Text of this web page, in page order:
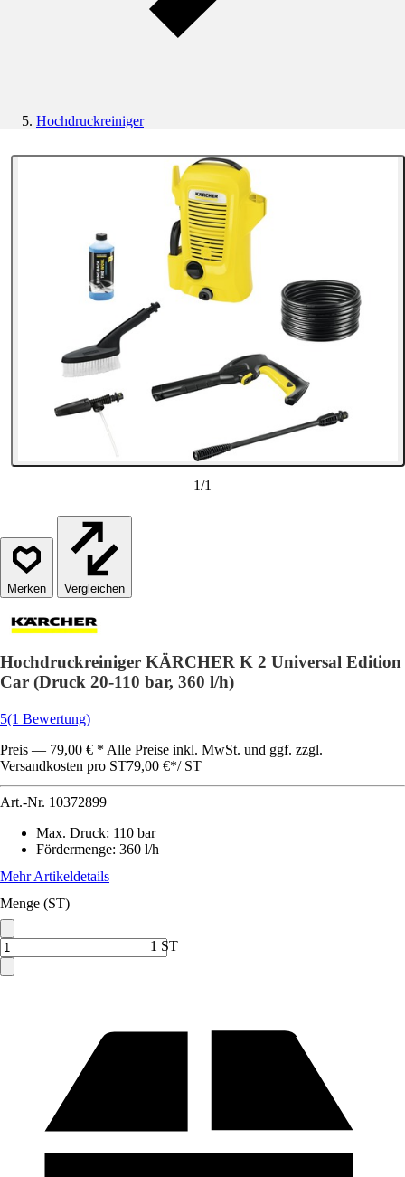
Hochdruckreiniger
1/1
Vergleichen
Hochdruckreiniger KÄRCHER K 2 Universal Edition
Car (Druck 20-110 bar, 360 l/h)
5(1 Bewertung)
Preis — 79,00 € * Alle Preise inkl. MwSt. und ggf. zzgl.
Versandkosten pro ST79,00 €*/ ST
Art.-Nr. 10372899
Max. Druck: 110 bar
Fördermenge: 360 l/h
Mehr Artikeldetails
Menge (ST)
1 ST